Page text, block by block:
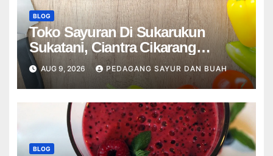
BLOG
Toko Sayuran Di Sukarukun
Sukatani, Ciantra Cikarang
Selatan Bekasi
AUG 9, 2026 PEDAGANG SAYUR DAN BUAH
BLOG